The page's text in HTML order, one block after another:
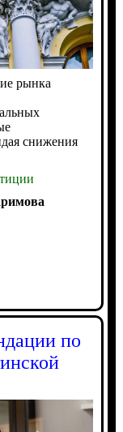
рынка
снижения
по